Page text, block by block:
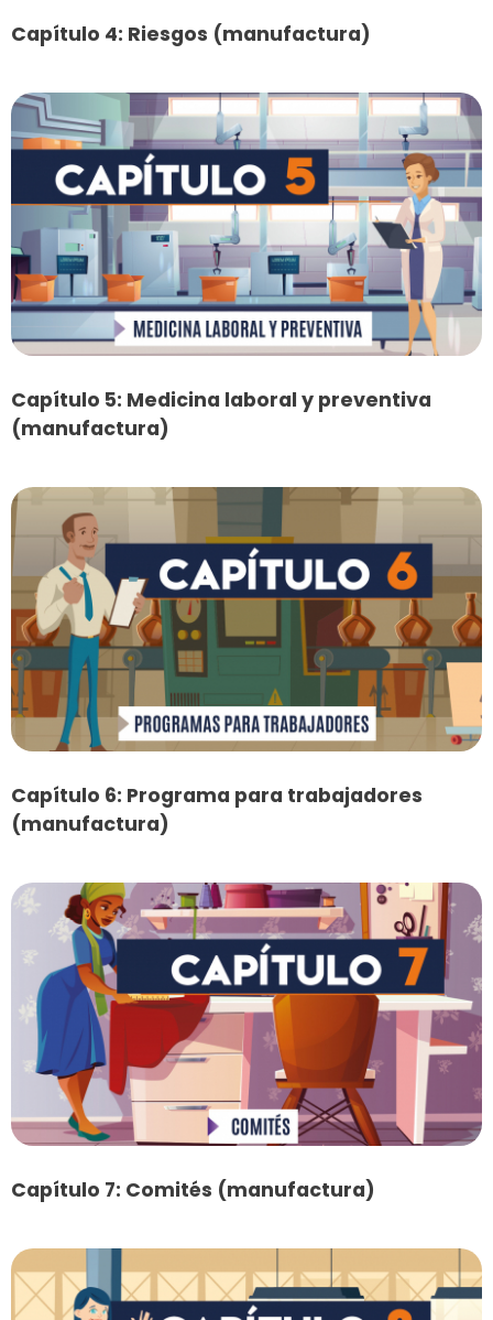
Capítulo 4: Riesgos (manufactura)
Capítulo 5: Medicina laboral y preventiva
(manufactura)
Capítulo 6: Programa para trabajadores
(manufactura)
Capítulo 7: Comités (manufactura)